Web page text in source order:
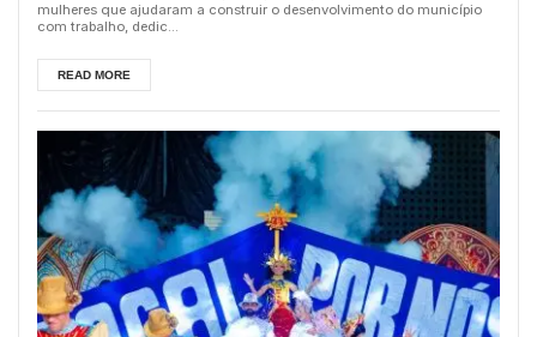
mulheres que ajudaram a construir o desenvolvimento do município
com trabalho, dedic...
READ MORE